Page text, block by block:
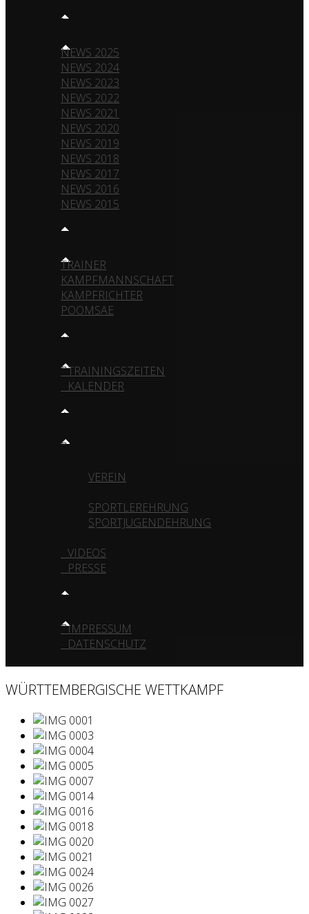
NEWS
NEWS 2025
NEWS 2024
NEWS 2023
NEWS 2022
NEWS 2021
NEWS 2020
NEWS 2019
NEWS 2018
NEWS 2017
NEWS 2016
NEWS 2015
TEAM
TRAINER
KAMPFMANNSCHAFT
KAMPFRICHTER
POOMSAE
TRAINING
TRAININGSZEITEN
KALENDER
MEDIA
GALERIE
VEREIN
SPORTLEREHRUNG
SPORTJUGENDEHRUNG
VIDEOS
PRESSE
KONTAKT
IMPRESSUM
DATENSCHUTZ
WÜRTTEMBERGISCHE WETTKAMPF